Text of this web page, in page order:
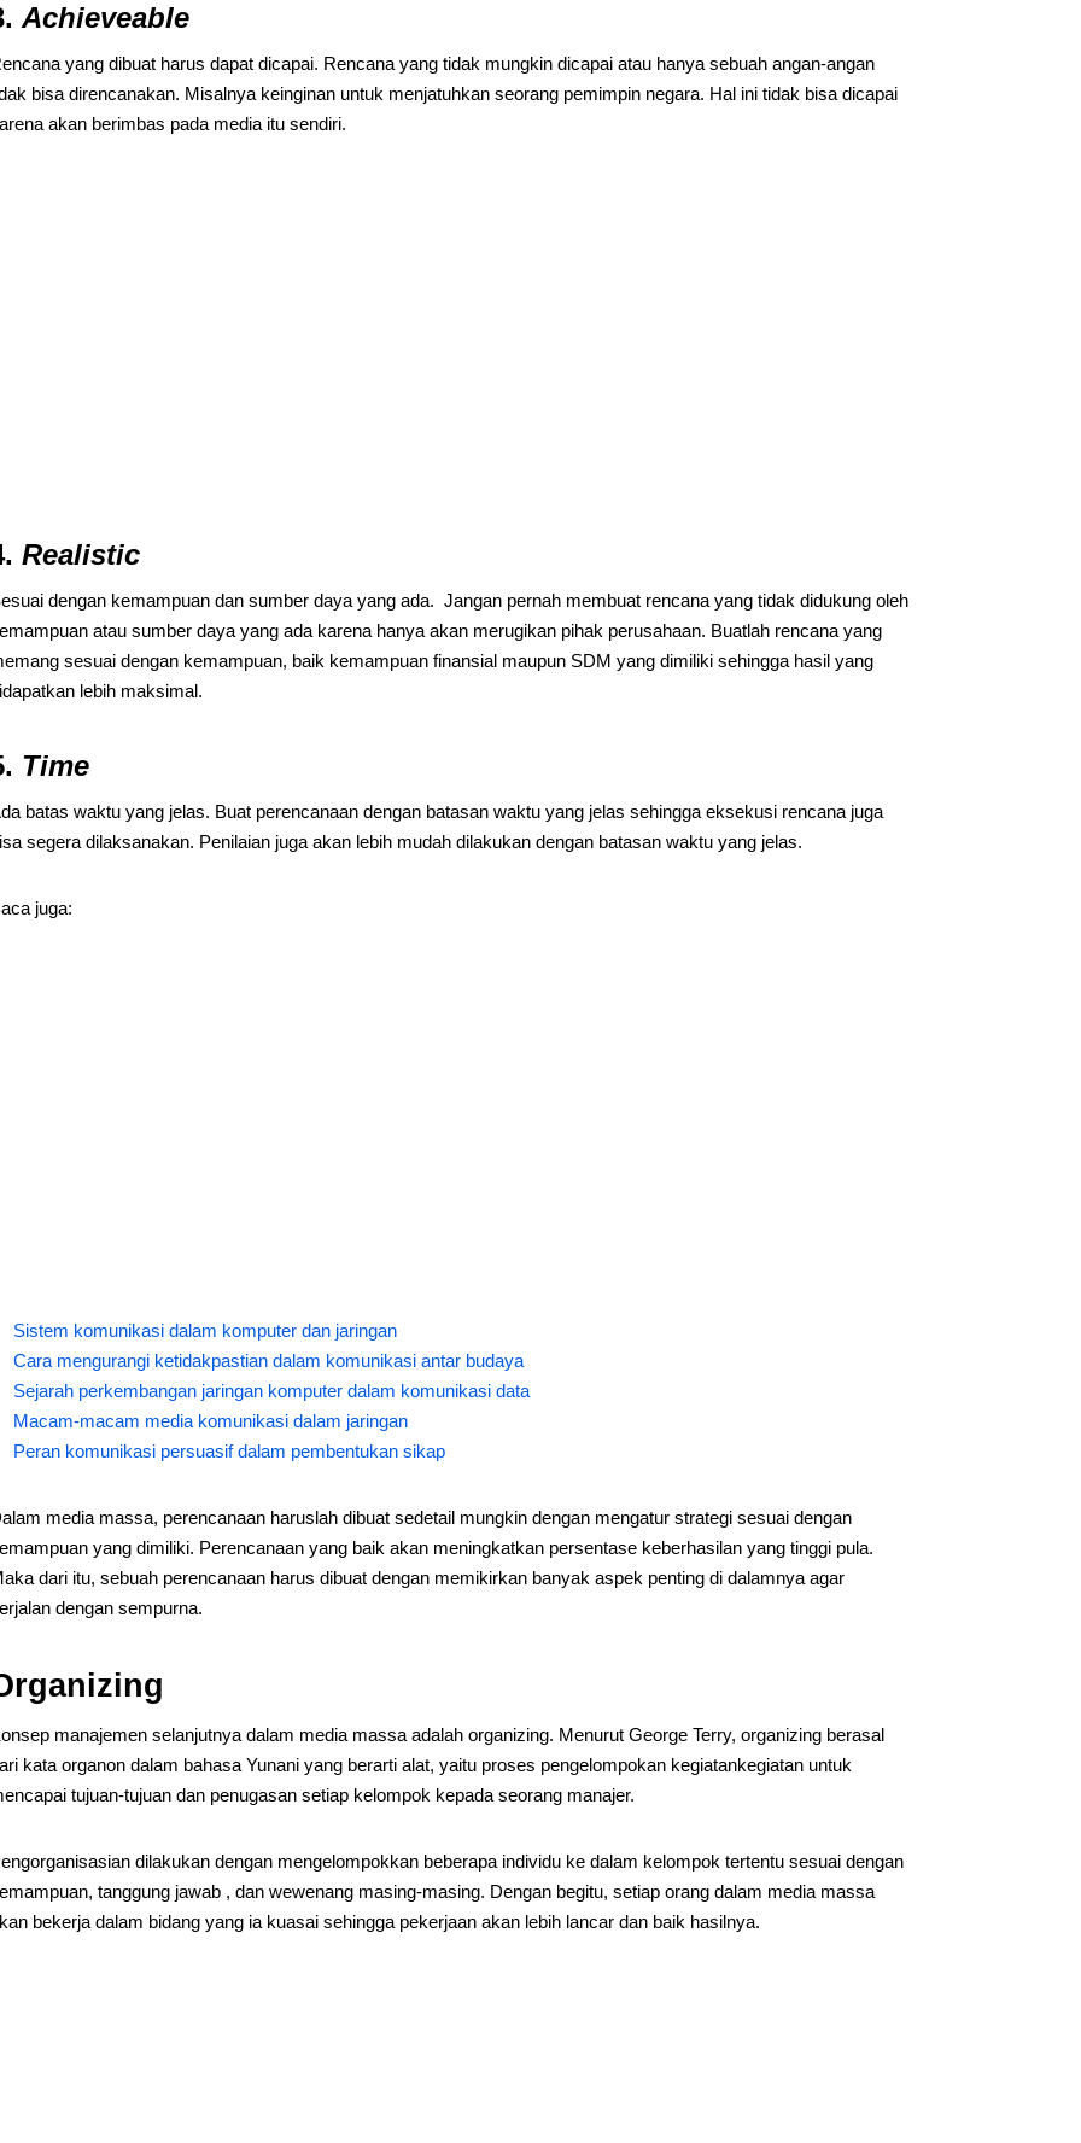
Achieveable
yang dibuat harus dapat dicapai. Rencana yang tidak mungkin dicapai atau hanya sebuah angan-angan
bisa direncanakan. Misalnya keinginan untuk menjatuhkan seorang pemimpin negara. Hal ini tidak bisa dicapai
akan berimbas pada media itu sendiri.
Realistic
dengan kemampuan dan sumber daya yang ada. Jangan pernah membuat rencana yang tidak didukung oleh
atau sumber daya yang ada karena hanya akan merugikan pihak perusahaan. Buatlah rencana yang
sesuai dengan kemampuan, baik kemampuan finansial maupun SDM yang dimiliki sehingga hasil yang
lebih maksimal.
Time
batas waktu yang jelas. Buat perencanaan dengan batasan waktu yang jelas sehingga eksekusi rencana juga
segera dilaksanakan. Penilaian juga akan lebih mudah dilakukan dengan batasan waktu yang jelas.
juga:
Sistem komunikasi dalam komputer dan jaringan
Cara mengurangi ketidakpastian dalam komunikasi antar budaya
Sejarah perkembangan jaringan komputer dalam komunikasi data
Macam-macam media komunikasi dalam jaringan
Peran komunikasi persuasif dalam pembentukan sikap
media massa, perencanaan haruslah dibuat sedetail mungkin dengan mengatur strategi sesuai dengan
yang dimiliki. Perencanaan yang baik akan meningkatkan persentase keberhasilan yang tinggi pula.
dari itu, sebuah perencanaan harus dibuat dengan memikirkan banyak aspek penting di dalamnya agar
dengan sempurna.
manajemen selanjutnya dalam media massa adalah organizing. Menurut George Terry, organizing berasal
kata organon dalam bahasa Yunani yang berarti alat, yaitu proses pengelompokan kegiatankegiatan untuk
tujuan-tujuan dan penugasan setiap kelompok kepada seorang manajer.
dilakukan dengan mengelompokkan beberapa individu ke dalam kelompok tertentu sesuai dengan
tanggung jawab , dan wewenang masing-masing. Dengan begitu, setiap orang dalam media massa
bekerja dalam bidang yang ia kuasai sehingga pekerjaan akan lebih lancar dan baik hasilnya.